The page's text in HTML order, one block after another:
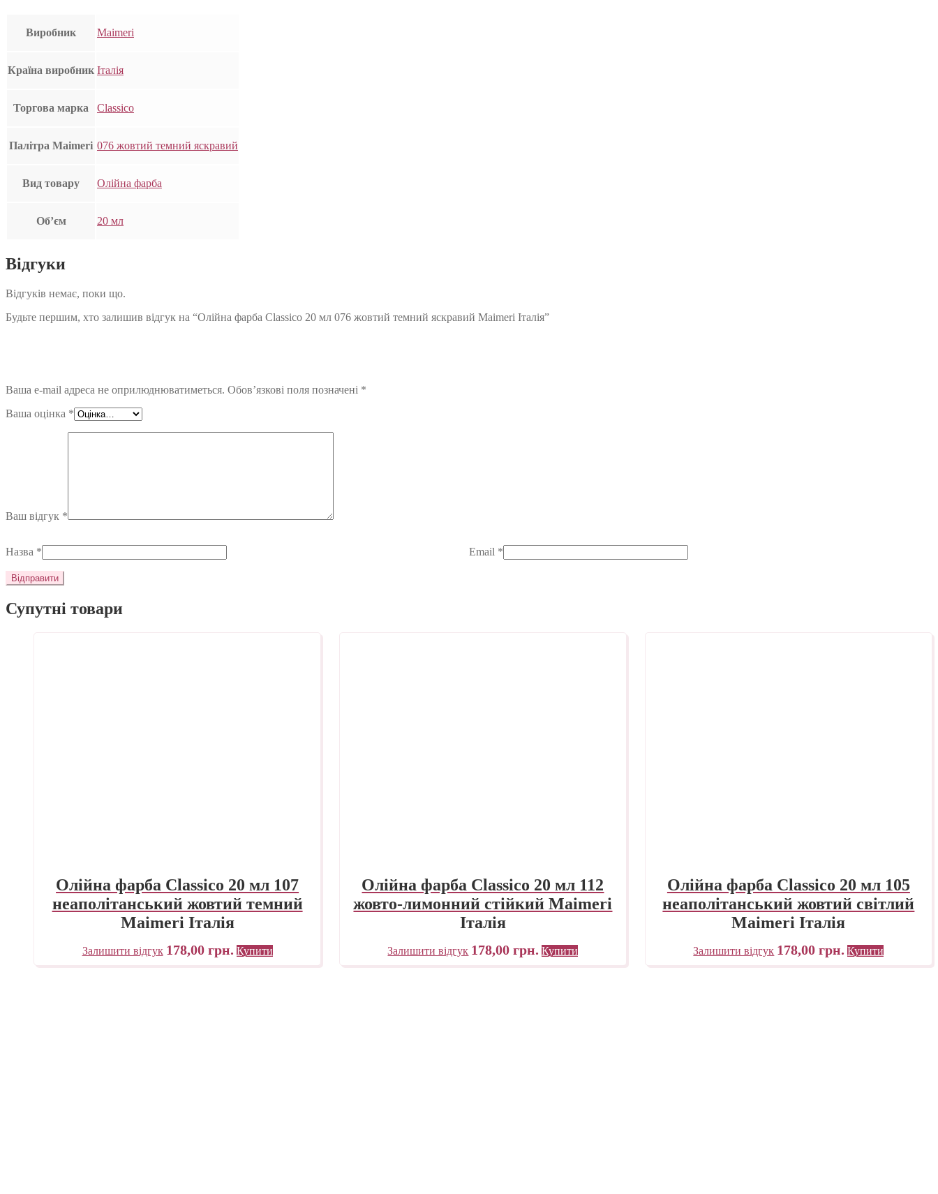
Виробник Maimeri
Країна виробник Італія
Торгова марка Classico
Палітра Maimeri 076 жовтий темний яскравий
Вид товару Олійна фарба
Об’єм 20 мл
Відгуки
Відгуків немає, поки що.
Будьте першим, хто залишив відгук на “Олійна фарба Classico 20 мл 076 жовтий темний яскравий Maimeri Італія”
Ваша e-mail адреса не оприлюднюватиметься. Обов’язкові поля позначені *
Ваша оцінка *
Ваш відгук *
Назва * Email *
Супутні товари
Олійна фарба Classico 20 мл 107
неаполітанський жовтий темний
Maimeri Італія
Залишити відгук 178,00 грн. Купити
Олійна фарба Classico 20 мл 112
жовто-лимонний стійкий Maimeri
Італія
Залишити відгук 178,00грн. Купити
Олійна фарба Classico 20 мл 105
неаполітанський жовтий світлий
Maimeri Італія
Залишити відгук 178,00грн. Купити